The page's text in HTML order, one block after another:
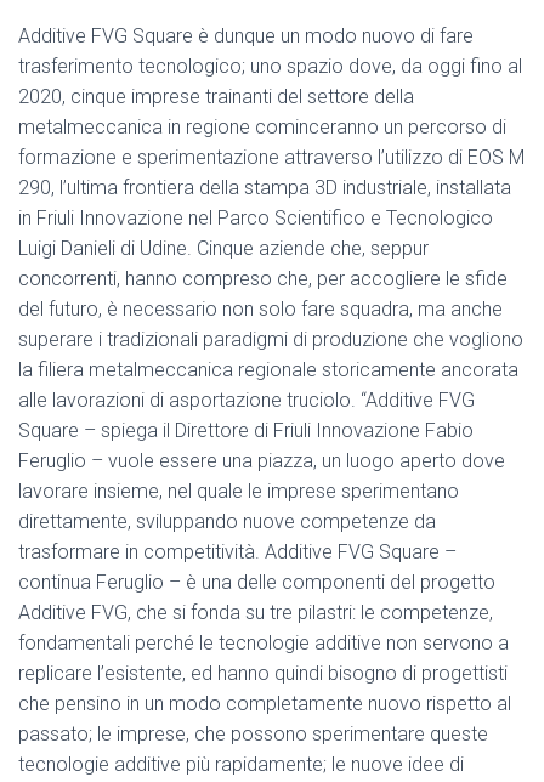
Additive FVG Square è dunque un modo nuovo di fare
trasferimento tecnologico; uno spazio dove, da oggi fino al
2020, cinque imprese trainanti del settore della
metalmeccanica in regione cominceranno un percorso di
formazione e sperimentazione attraverso l’utilizzo di EOS M
290, l’ultima frontiera della stampa 3D industriale, installata
in Friuli Innovazione nel Parco Scientifico e Tecnologico
Luigi Danieli di Udine. Cinque aziende che, seppur
concorrenti, hanno compreso che, per accogliere le sfide
del futuro, è necessario non solo fare squadra, ma anche
superare i tradizionali paradigmi di produzione che vogliono
la filiera metalmeccanica regionale storicamente ancorata
alle lavorazioni di asportazione truciolo. “Additive FVG
Square – spiega il Direttore di Friuli Innovazione Fabio
Feruglio – vuole essere una piazza, un luogo aperto dove
lavorare insieme, nel quale le imprese sperimentano
direttamente, sviluppando nuove competenze da
trasformare in competitività. Additive FVG Square –
continua Feruglio – è una delle componenti del progetto
Additive FVG, che si fonda su tre pilastri: le competenze,
fondamentali perché le tecnologie additive non servono a
replicare l’esistente, ed hanno quindi bisogno di progettisti
che pensino in un modo completamente nuovo rispetto al
passato; le imprese, che possono sperimentare queste
tecnologie additive più rapidamente; le nuove idee di